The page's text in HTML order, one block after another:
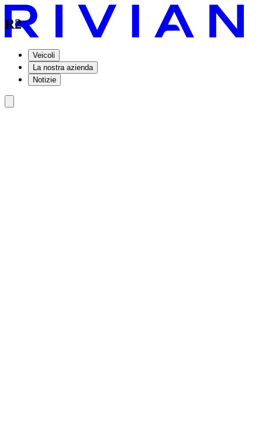
Veicoli
La nostra azienda
Notizie
R2